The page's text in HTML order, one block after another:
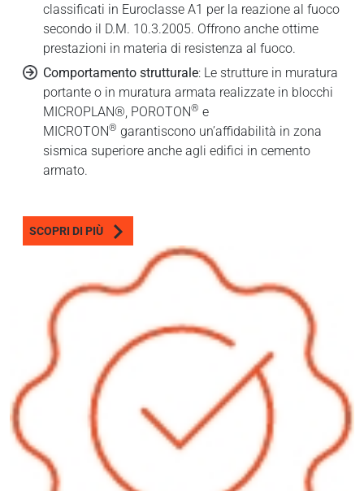
classificati in Euroclasse A1 per la reazione al fuoco
secondo il D.M. 10.3.2005. Offrono anche ottime
prestazioni in materia di resistenza al fuoco.
Comportamento strutturale: Le strutture in muratura
portante o in muratura armata realizzate in blocchi
MICROPLAN®, POROTON® e
MICROTON® garantiscono un’affidabilità in zona
sismica superiore anche agli edifici in cemento
armato.
SCOPRI DI PIÙ